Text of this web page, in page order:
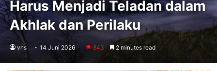
Harus Menjadi Teladan dalam
Akhlak dan Perilaku
vns 14 Juni 2026 843 2 minutes read